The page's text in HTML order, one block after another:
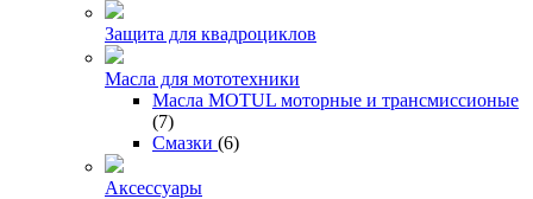
Защита для квадроциклов
Масла для мототехники
Масла MOTUL моторные и трансмиссионые
(7)
Смазки (6)
Аксессуары